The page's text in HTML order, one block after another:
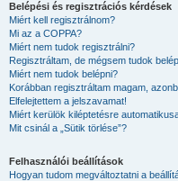
Belépési és regisztrációs kérdések
Miért kell regisztrálnom?
Mi az a COPPA?
Miért nem tudok regisztrálni?
Regisztráltam, de mégsem tudok
Miért nem tudok belépni?
Korábban regisztráltam magam,
Elfelejtettem a jelszavamat!
Miért kerülök kiléptetésre
Mit csinál a „Sütik törlése”?
Felhasználói beállítások
Hogyan tudom megváltoztatni a